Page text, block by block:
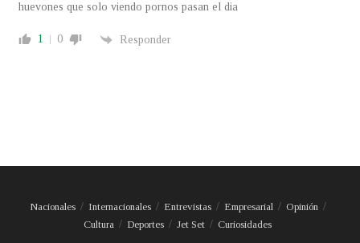
huevones que solo viendo pornos pasan el dia
1 0 Responder
Nacionales Internacionales Entrevistas Empresarial
Opinión
Cultura
Deportes Jet Set Curiosidades